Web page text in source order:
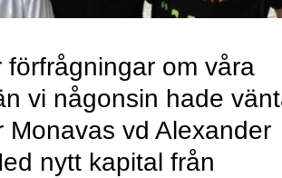
förfrågningar om våra
vi någonsin hade
Monavas vd Alexander
nytt kapital från